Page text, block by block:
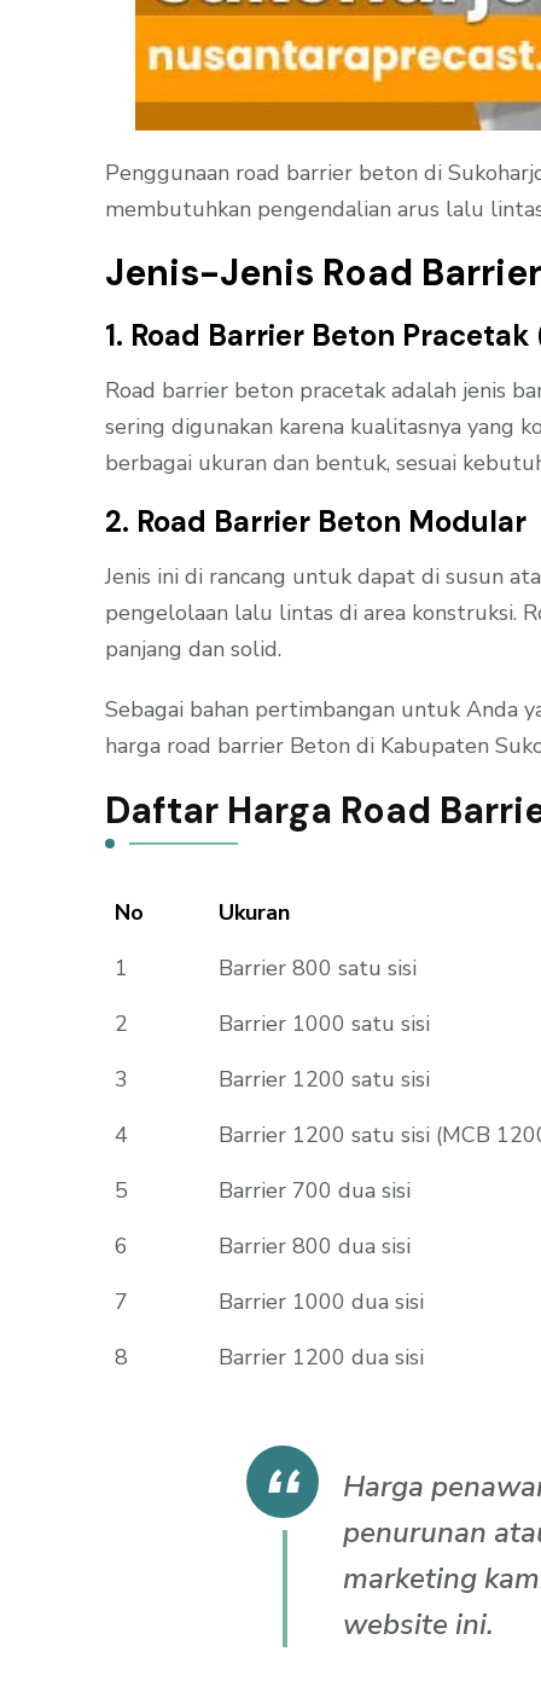
Penggunaan road barrier beton di
membutuhkan pengendalian arus lalu
Jenis-Jenis Road
1. Road Barrier Beton
Road barrier beton pracetak adalah jenis
sering digunakan karena kualitasnya yang
berbagai ukuran dan bentuk, sesuai
2. Road Barrier Beton Modular
Jenis ini di rancang untuk dapat di susun
pengelolaan lalu lintas di area konstruksi.
panjang dan solid.
Sebagai bahan pertimbangan untuk Anda
harga road barrier Beton di Kabupaten
Daftar Harga Road
No Ukuran
1
Barrier 800 satu sisi
2
Barrier 1000 satu sisi
3
Barrier 1200 satu sisi
4
Barrier 1200 satu sisi (MCB
5
Barrier 700 dua sisi
6
Barrier 800 dua sisi
7
Barrier 1000 dua sisi
8
Barrier 1200 dua sisi
Harga
penurunan
marketing
website ini.